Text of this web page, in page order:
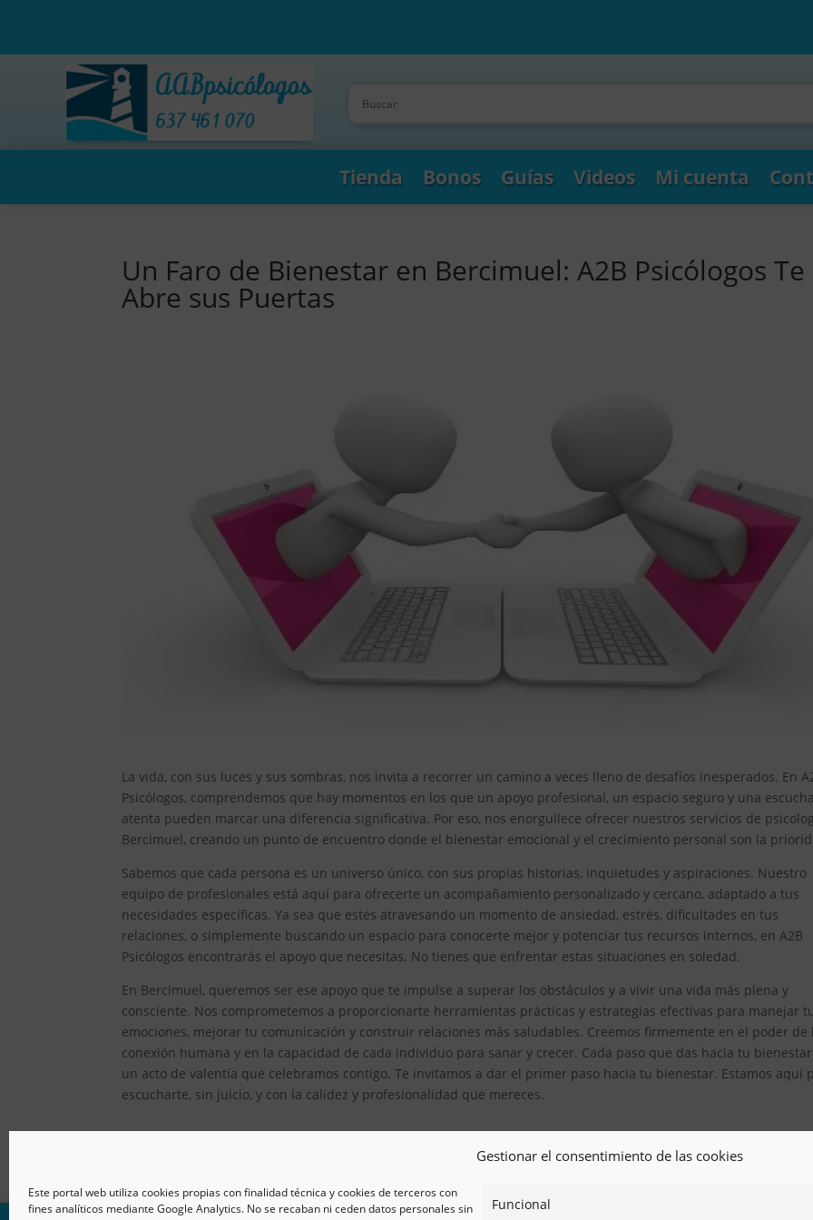
Gestionar el consentimiento de las cookies
Este portal web utiliza cookies propias con finalidad técnica y cookies de terceros con
fines analíticos mediante Google Analytics. No se recaban ni ceden datos personales sin
Funcional
Tienda Bonos Guías Videos Mi cuenta
Un Faro de Bienestar en Bercimuel: A2B Psicólogos Te
Abre sus Puertas
La vida, con sus luces y sus sombras, nos invita a recorrer un camino a veces lleno de desafíos inesperados. En
Psicólogos, comprendemos que hay momentos en los que un apoyo profesional, un espacio seguro y una
atenta pueden marcar una diferencia significativa. Por eso, nos enorgullece ofrecer nuestros servicios de
Bercimuel, creando un punto de encuentro donde el bienestar emocional y el crecimiento personal son la
Sabemos que cada persona es un universo único, con sus propias historias, inquietudes y aspiraciones. Nuestro
equipo de profesionales está aquí para ofrecerte un acompañamiento personalizado y cercano, adaptado a tus
necesidades específicas. Ya sea que estés atravesando un momento de ansiedad, estrés, dificultades en tus
relaciones, o simplemente buscando un espacio para conocerte mejor y potenciar tus recursos internos, en A2B
Psicólogos encontrarás el apoyo que necesitas. No tienes que enfrentar estas situaciones en soledad.
En Bercimuel, queremos ser ese apoyo que te impulse a superar los obstáculos y a vivir una vida más plena y
consciente. Nos comprometemos a proporcionarte herramientas prácticas y estrategias efectivas para manejar
emociones, mejorar tu comunicación y construir relaciones más saludables. Creemos firmemente en el poder de
conexión humana y en la capacidad de cada individuo para sanar y crecer. Cada paso que das hacia tu
un acto de valentía que celebramos contigo. Te invitamos a dar el primer paso hacia tu bienestar. Estamos aquí
escucharte, sin juicio, y con la calidez y profesionalidad que mereces.